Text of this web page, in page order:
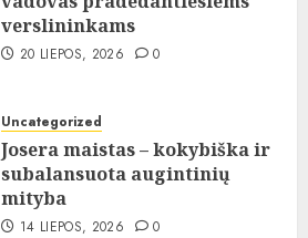
verslininkams
20 LIEPOS, 2026 0
Uncategorized
Josera maistas – kokybiška ir
subalansuota augintinių
mityba
14 LIEPOS, 2026 0